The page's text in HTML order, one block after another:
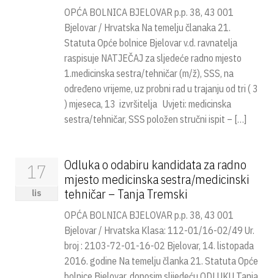
OPĆA BOLNICA BJELOVAR p.p. 38, 43 001
Bjelovar / Hrvatska Na temelju članaka 21.
Statuta Opće bolnice Bjelovar v.d. ravnatelja
raspisuje NATJEČAJ za sljedeće radno mjesto
1.medicinska sestra/tehničar (m/ž), SSS, na
određeno vrijeme, uz probni rad u trajanju od tri ( 3
) mjeseca, 13 izvršitelja Uvjeti: medicinska
sestra/tehničar, SSS položen stručni ispit – […]
17
lis
Odluka o odabiru kandidata za radno
mjesto medicinska sestra/medicinski
tehničar – Tanja Tremski
OPĆA BOLNICA BJELOVAR p.p. 38, 43 001
Bjelovar / Hrvatska Klasa: 112-01/16-02/49 Ur.
broj : 2103-72-01-16-02 Bjelovar, 14. listopada
2016. godine Na temelju članka 21. Statuta Opće